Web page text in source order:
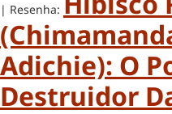
| Resenha:
Adichie): O
Destruidor